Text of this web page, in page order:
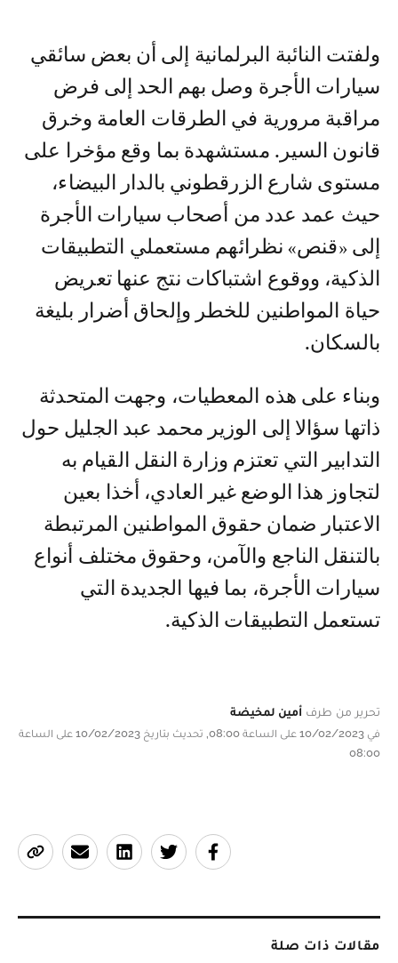
ولفتت النائبة البرلمانية إلى أن بعض سائقي
سيارات الأجرة وصل بهم الحد إلى فرض
مراقبة مرورية في الطرقات العامة وخرق
قانون السير. مستشهدة بما وقع مؤخرا على
مستوى شارع الزرقطوني بالدار البيضاء،
حيث عمد عدد من أصحاب سيارات الأجرة
إلى «قنص» نظرائهم مستعملي التطبيقات
الذكية، ووقوع اشتباكات نتج عنها تعريض
حياة المواطنين للخطر وإلحاق أضرار بليغة
بالسكان.
وبناء على هذه المعطيات، وجهت المتحدثة
ذاتها سؤالا إلى الوزير محمد عبد الجليل حول
التدابير التي تعتزم وزارة النقل القيام به
لتجاوز هذا الوضع غير العادي، أخذا بعين
الاعتبار ضمان حقوق المواطنين المرتبطة
بالتنقل الناجع والآمن، وحقوق مختلف أنواع
سيارات الأجرة، بما فيها الجديدة التي
تستعمل التطبيقات الذكية.
تحرير من طرف أمين لمخيضة
في 10/02/2023 على الساعة 08:00, تحديث بتاريخ 10/02/2023 على الساعة
08:00
مقالات ذات صلة